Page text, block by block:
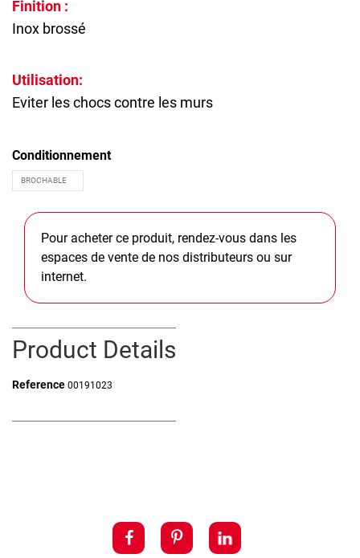
Finition :
Inox brossé
Utilisation:
Eviter les chocs contre les murs
Conditionnement
Pour acheter ce produit, rendez-vous dans les
espaces de vente de nos distributeurs ou sur
internet.
Product Details
Reference 00191023